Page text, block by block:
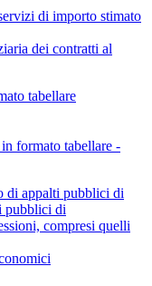
di importo stimato
dei contratti al
tabellare
formato tabellare -
di appalti pubblici di
pubblici di
compresi quelli